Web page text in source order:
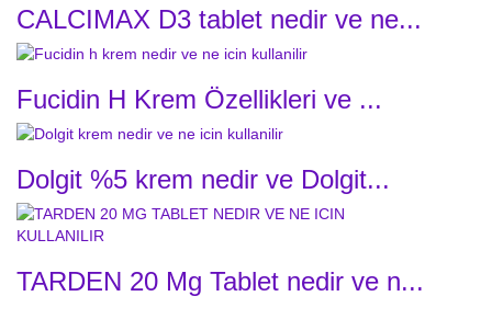
CALCIMAX D3 tablet nedir ve ne...
Fucidin H Krem Özellikleri ve ...
Dolgit %5 krem nedir ve Dolgit...
TARDEN 20 Mg Tablet nedir ve n...